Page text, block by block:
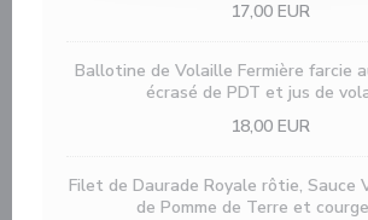
17,00 EUR
Ballotine de Volaille Fermière farcie
écrasé de PDT et jus de
18,00 EUR
Filet de Daurade Royale rôtie, Sauce
de Pomme de Terre et